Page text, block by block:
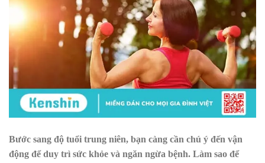
Bước sang độ tuổi trung niên, bạn càng cần chú ý đến vận
động để duy trì sức khỏe và ngăn ngừa bệnh. Làm sao để